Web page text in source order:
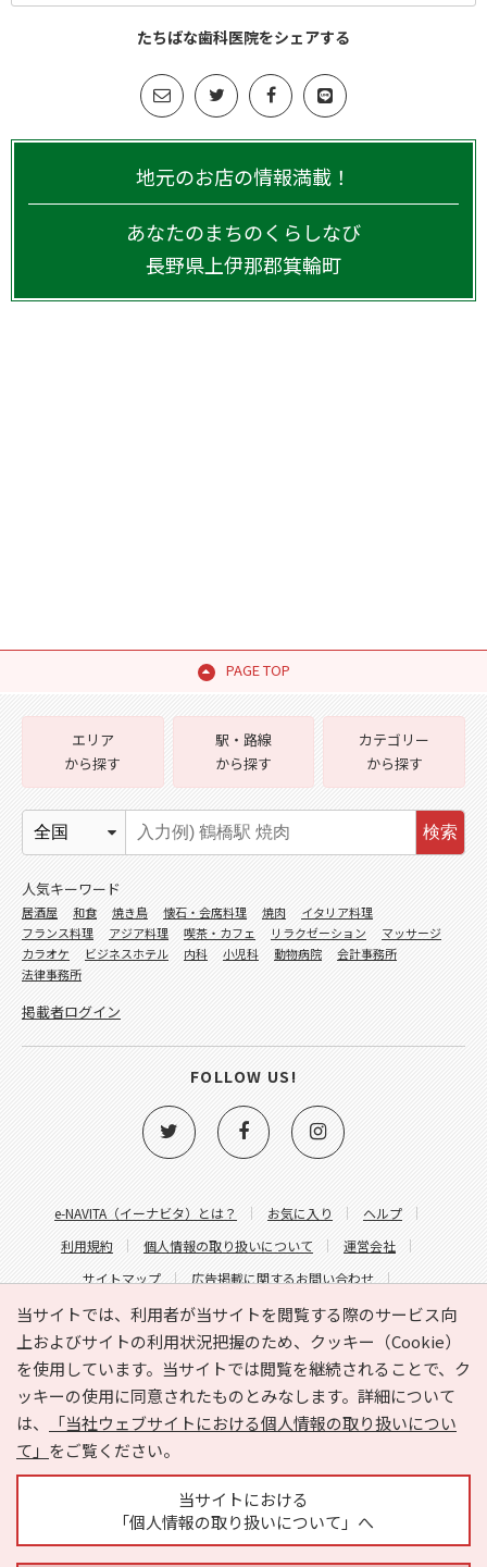
たちばな歯科医院をシェアする
地元のお店の情報満載！
あなたのまちのくらしなび
長野県 上伊那郡箕輪町
PAGE TOP
当サイトでは、利用者が当サイトを閲覧する際のサービス向
上およびサイトの利用状況把握のため、クッキー（Cookie）
を使用しています。当サイトでは閲覧を継続されることで、ク
ッキーの使用に同意されたものとみなします。詳細について
は、
「当社ウェブサイトにおける個人情報の取り扱いについ
て」 をご覧ください。
当サイトにおける
「個人情報の取り扱いについて」へ
e-NAVITA（イーナビタ）とは？ お気に入り
ヘルプ
利用規約
個人情報の取り扱いについて
運営会社
サイトマップ
広告掲載に関するお問い合わせ
サイトの内容に関するお問い合わせ
エリア
から探す
駅・路線
から探す
カテゴリー
から探す
検索
人気キーワード
居酒屋 和食 焼き鳥 懐石・会席料理 焼肉
イタリア料理
フランス料理
アジア料理 喫茶・カフェ リラクゼーション
マッサージ
カラオケ
ビジネスホテル 内科 小児科 動物病院
会計事務所
法律事務所
掲載者ログイン
FOLLOW US!
Copyright © HYOJITO.Co.,Ltd. All Rights Reserved.